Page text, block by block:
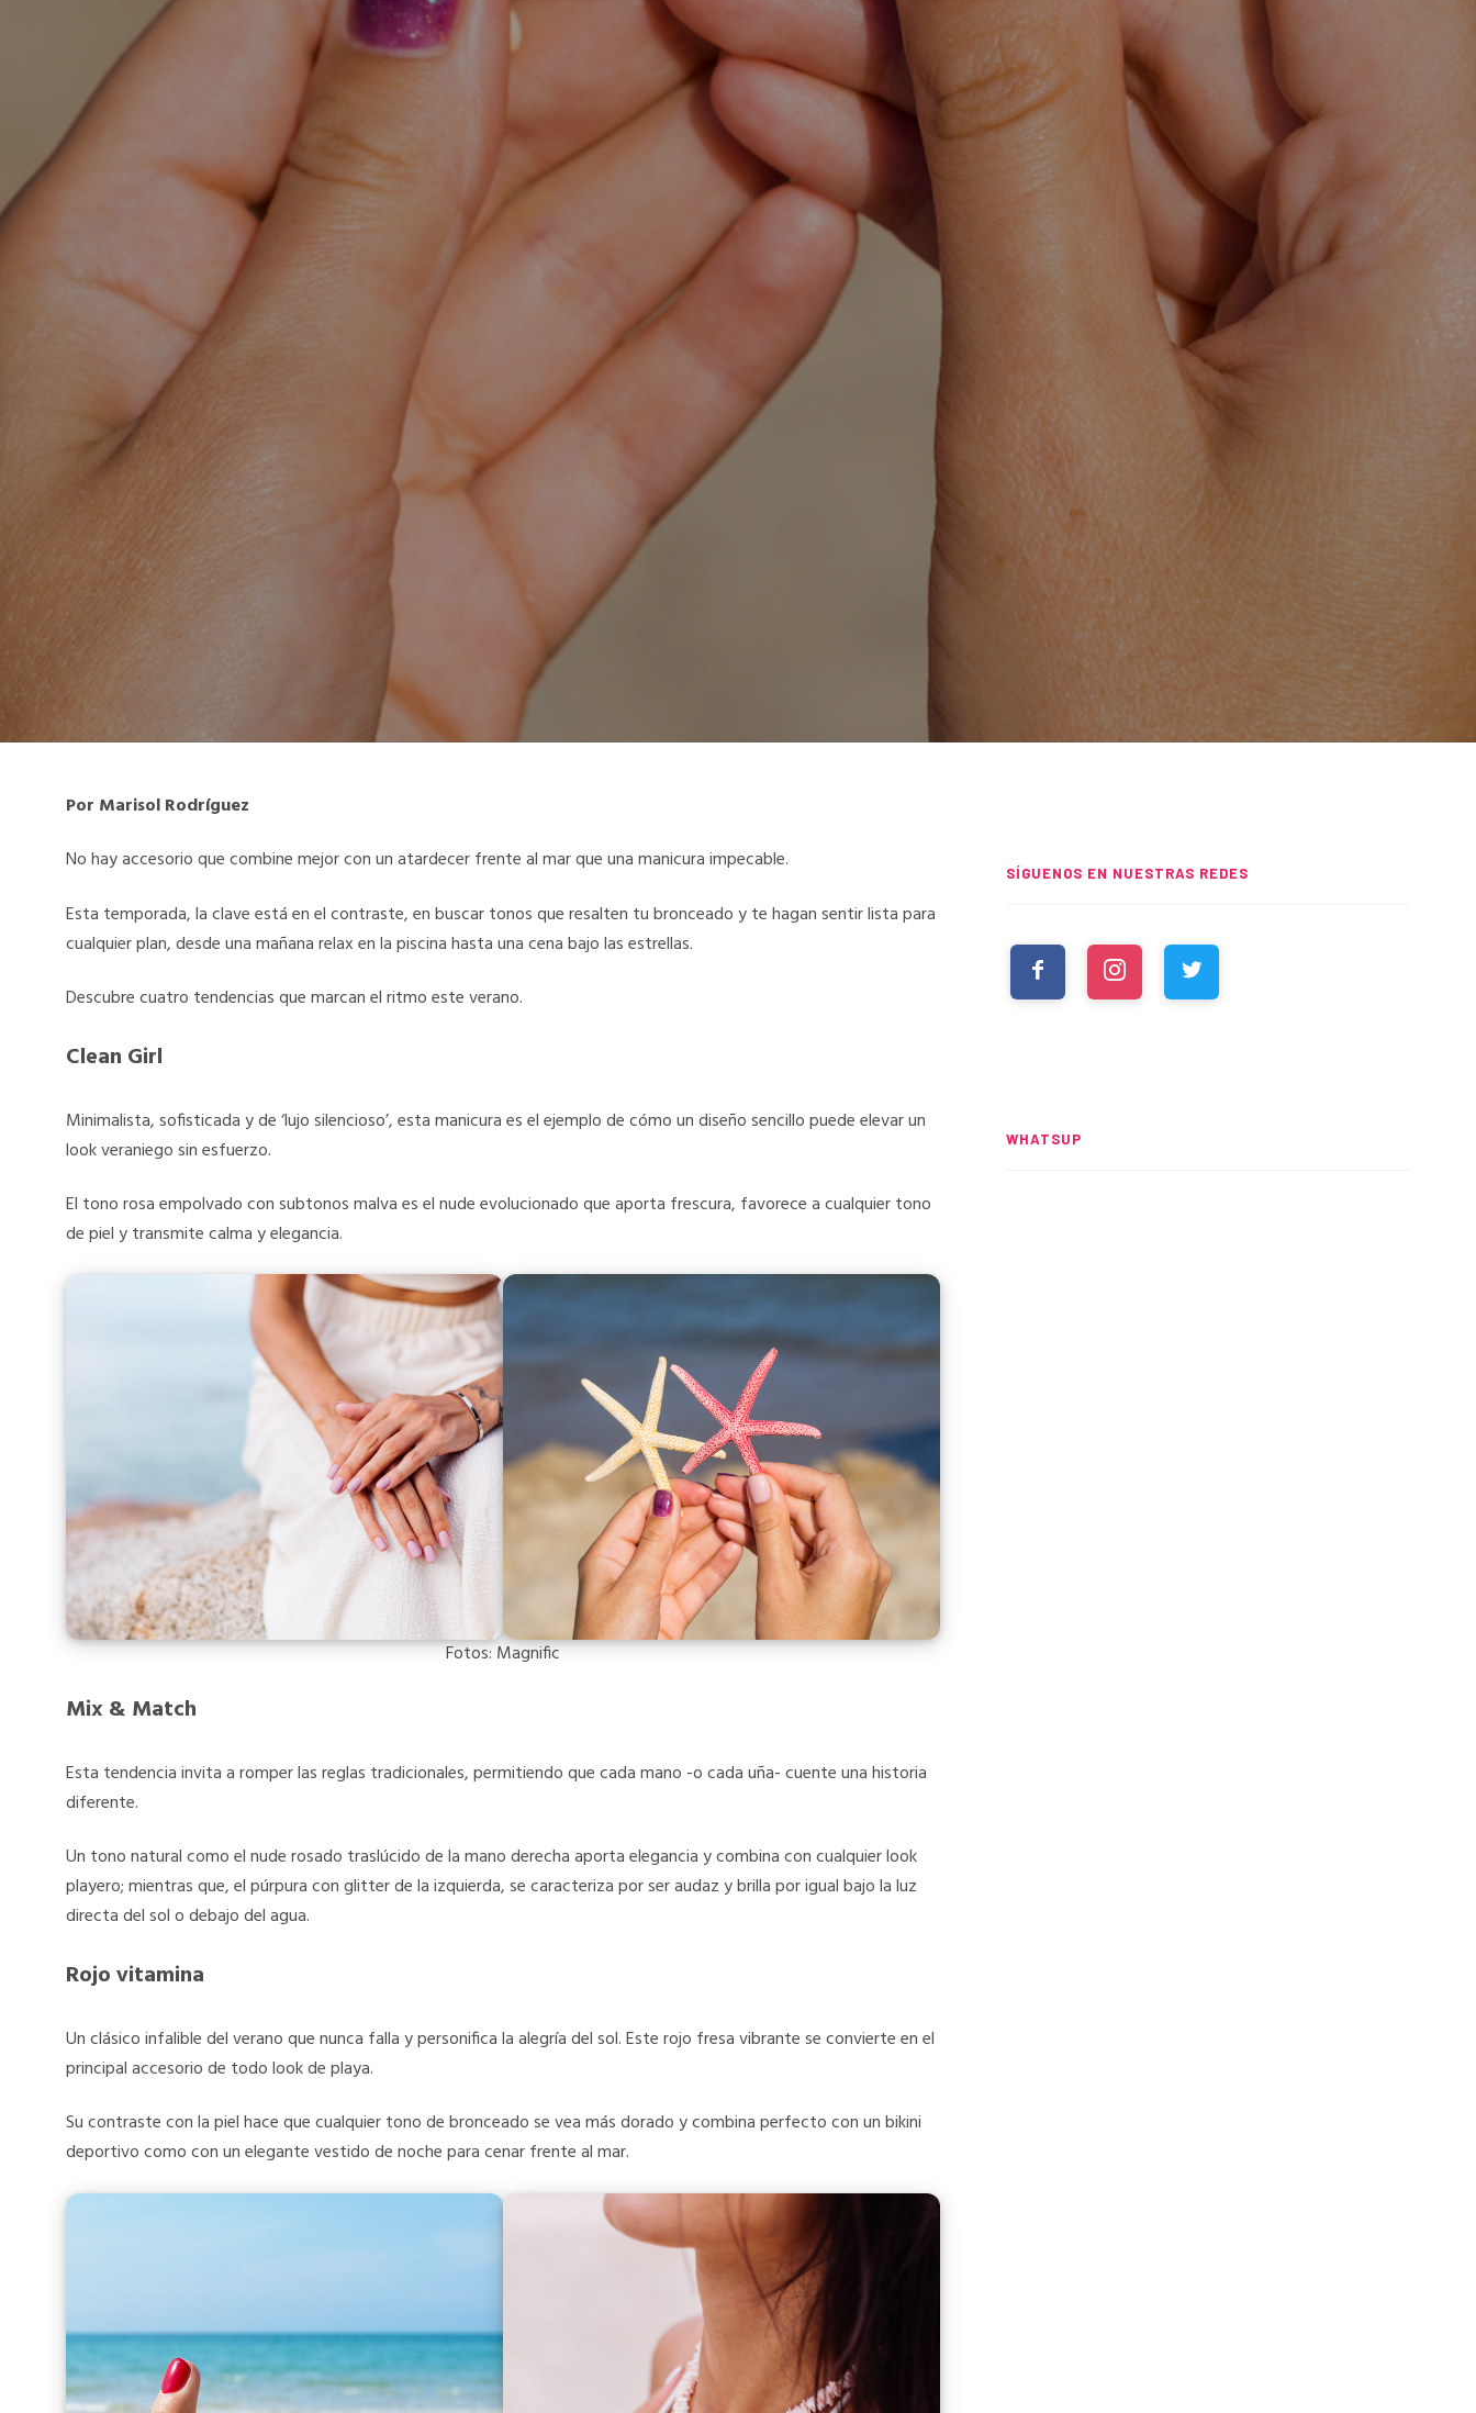
Por Marisol Rodríguez
No hay accesorio que combine mejor con un atardecer frente al mar que una manicura impecable.
Esta temporada, la clave está en el contraste, en buscar tonos que resalten tu bronceado y te hagan sentir lista para
cualquier plan, desde una mañana relax en la piscina hasta una cena bajo las estrellas.
Descubre cuatro tendencias que marcan el ritmo este verano.
Clean Girl
Minimalista, sofisticada y de ‘lujo silencioso’, esta manicura es el ejemplo de cómo un diseño sencillo puede elevar un
look veraniego sin esfuerzo.
El tono rosa empolvado con subtonos malva es el nude evolucionado que aporta frescura, favorece a cualquier tono
de piel y transmite calma y elegancia.
Fotos: Magnific
Mix & Match
Esta tendencia invita a romper las reglas tradicionales, permitiendo que cada mano -o cada uña- cuente una historia
diferente.
Un tono natural como el nude rosado traslúcido de la mano derecha aporta elegancia y combina con cualquier look
playero; mientras que, el púrpura con glitter de la izquierda, se caracteriza por ser audaz y brilla por igual bajo la luz
directa del sol o debajo del agua.
Rojo vitamina
Un clásico infalible del verano que nunca falla y personifica la alegría del sol. Este rojo fresa vibrante se convierte en el
principal accesorio de todo look de playa.
Su contraste con la piel hace que cualquier tono de bronceado se vea más dorado y combina perfecto con un bikini
deportivo como con un elegante vestido de noche para cenar frente al mar.
SÍGUENOS EN NUESTRAS REDES
WHATSUP